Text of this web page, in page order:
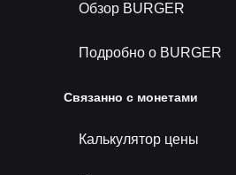
Обзор BURGER
Подробно о BURGER
Связанно с монетами
Калькулятор цены